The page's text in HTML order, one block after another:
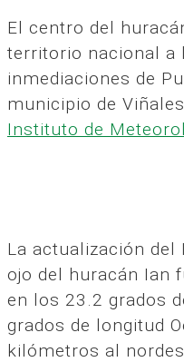
El centro del
territorio nacional a
inmediaciones de
municipio de
Instituto de
La actualización del
ojo del huracán Ian
en los 23.2 grados
grados de longitud
kilómetros al